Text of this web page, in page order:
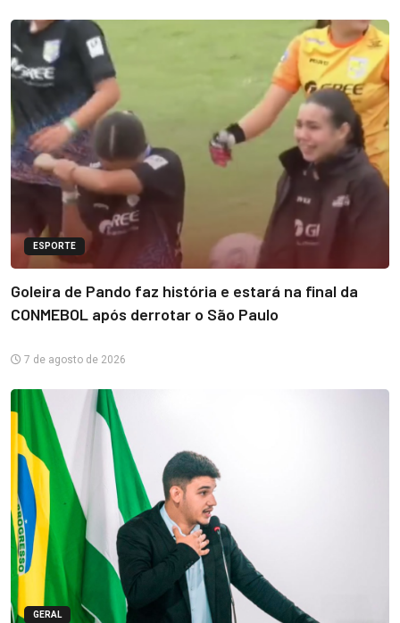
ESPORTE
Goleira de Pando faz história e estará na final da
CONMEBOL após derrotar o São Paulo
7 de agosto de 2026
GERAL